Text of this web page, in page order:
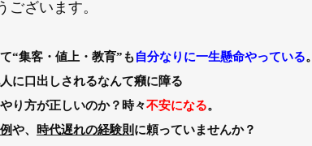
ございます。
“集客・値上・教育”も自分なりに一生懸命やっている。
に口出しされるなんて癪に障る
り方が正しいのか？時々不安になる。
や、 時代遅れの経験則 に頼っていませんか？